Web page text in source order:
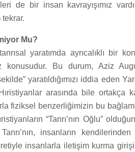
de bir insan kavrayışımız
Mu?
yaratımda ayrıcalıklı bir
Bu durum, Aziz
yaratıldığımızı iddia eden
arasında bile ortakça
fiziksel benzerliğimizin bu
“Tanrı’nın Oğlu”
insanların
insanlarla iletişim kurma